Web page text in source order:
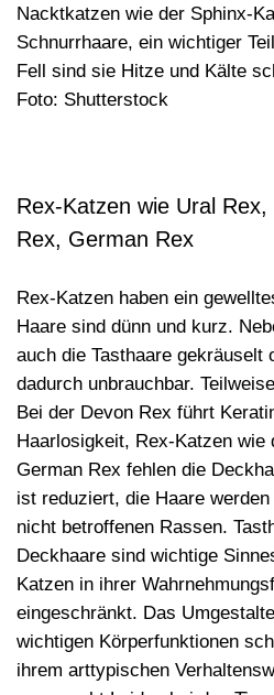
Nacktkatzen wie der Sphinx-
Schnurrhaare, ein wichtiger
Fell sind sie Hitze und Kälte
Foto: Shutterstock
Rex-Katzen wie Ural
Rex, German Rex
Rex-Katzen haben ein
Haare sind dünn und kurz.
auch die Tasthaare gekräuselt
dadurch unbrauchbar.
Bei der Devon Rex führt
Haarlosigkeit, Rex-Katzen wie
German Rex fehlen die
ist reduziert, die Haare
nicht betroffenen Rassen.
Deckhaare sind wichtige
Katzen in ihrer
eingeschränkt. Das
wichtigen Körperfunktionen
ihrem arttypischen